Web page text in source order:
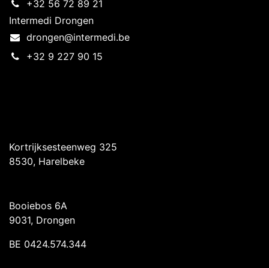
+32 56 72 89 21
Intermedi Drongen
drongen@intermedi.be
+32 9 227 90 15
Kortrijksesteenweg 325
8530, Harelbeke
Booiebos 6A
9031, Drongen
BE 0424.574.344